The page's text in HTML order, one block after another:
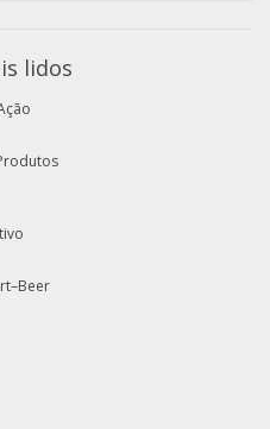
lidos